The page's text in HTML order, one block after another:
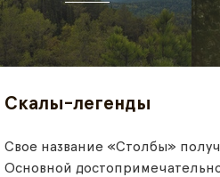
Скалы-легенды
Свое название «Столбы»
Основной